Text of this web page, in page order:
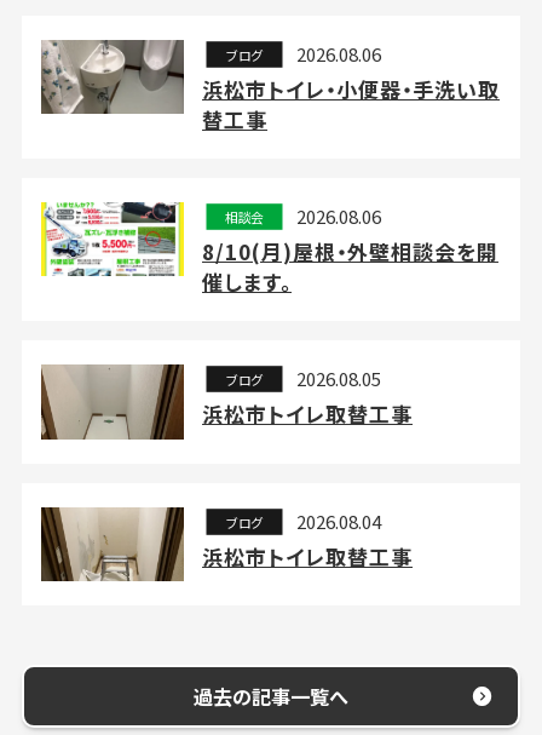
ブログ 2026.08.06
浜松市トイレ・小便器・手洗い取
替工事
相談会 2026.08.06
8/10(月)屋根・外壁相談会を開
催します。
ブログ 2026.08.05
浜松市トイレ取替工事
ブログ 2026.08.04
浜松市トイレ取替工事
過去の記事一覧へ